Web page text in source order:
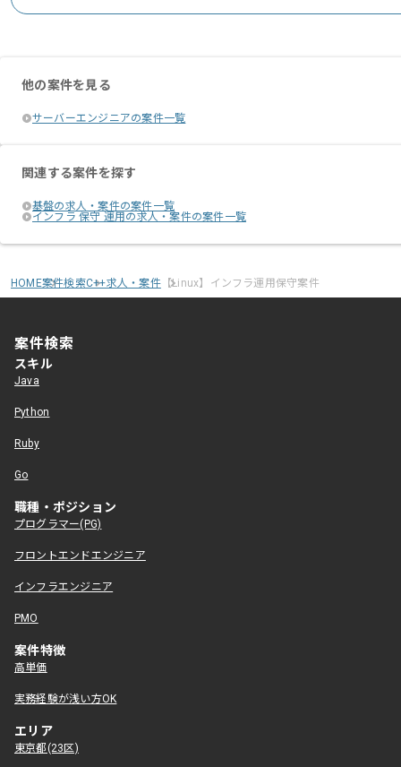
他の案件を見る
サーバーエンジニアの案件一覧
関連する案件を探す
基盤の求人・案件の案件一覧
インフラ 保守 運用の求人・案件の案件一覧
HOME案件検索C++求人・案件【Linux】インフラ運用保守案件
案件検索
スキル
Java
Python
Ruby
Go
職種・ポジション
プログラマー(PG)
フロントエンドエンジニア
インフラエンジニア
PMO
案件特徴
高単価
実務経験が浅い方OK
エリア
東京都(23区)